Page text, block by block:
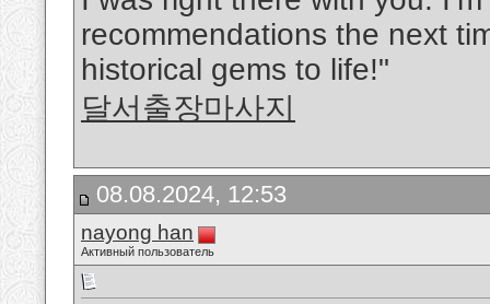
recommendations the next
historical gems to life!"
달서출장마사지
08.08.2024, 12:53
nayong han
Активный пользователь